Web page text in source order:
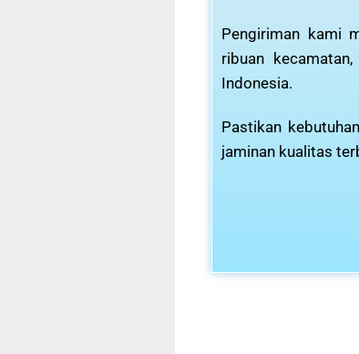
Pengiriman kami
ribuan
Indonesia.
Pastikan
jaminan kualitas